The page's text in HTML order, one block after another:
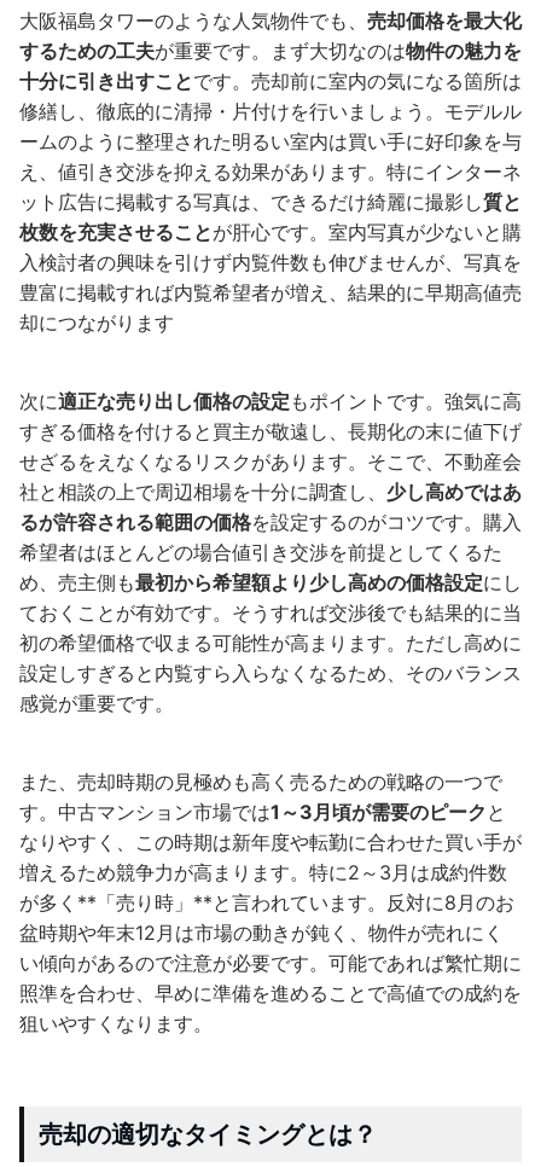
大阪福島タワーのような人気物件でも、 売却価格を最大化
するための工夫が重要です。まず大切なのは物件の魅力を
十分に引き出すことです。売却前に室内の気になる箇所は
修繕し、徹底的に清掃・片付けを行いましょう。モデルル
ームのように整理された明るい室内は買い手に好印象を与
え、値引き交渉を抑える効果があります。特にインターネ
ット広告に掲載する写真は、できるだけ綺麗に撮影し質と
枚数を充実させることが肝心です。室内写真が少ないと購
入検討者の興味を引けず内覧件数も伸びませんが、写真を
豊富に掲載すれば内覧希望者が増え、結果的に早期高値売
却につながります
次に適正な売り出し価格の設定 もポイントです。強気に高
すぎる価格を付けると買主が敬遠し、長期化の末に値下げ
せざるをえなくなるリスクがあります。そこで、不動産会
社と相談の上で周辺相場を十分に調査し、 少し高めではあ
るが許容される範囲の価格を設定するのがコツです。購入
希望者はほとんどの場合値引き交渉を前提としてくるた
め、売主側も最初から希望額より少し高めの価格設定にし
ておくことが有効です。そうすれば交渉後でも結果的に当
初の希望価格で収まる可能性が高まります。ただし高めに
設定しすぎると内覧すら入らなくなるため、そのバランス
感覚が重要です。
また、売却時期の見極めも高く売るための戦略の一つで
す。中古マンション市場では1～3月頃が需要のピーク と
なりやすく、この時期は新年度や転勤に合わせた買い手が
増えるため競争力が高まります。特に2～3月は成約件数
が多く**「売り時」**と言われています。反対に8月のお
盆時期や年末12月は市場の動きが鈍く、物件が売れにく
い傾向があるので注意が必要です。可能であれば繁忙期に
照準を合わせ、早めに準備を進めることで高値での成約を
狙いやすくなります。
売却の適切なタイミングとは？